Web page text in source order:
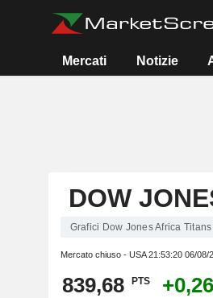
Mercati Notizie
DOW
Grafici Dow Jones Africa
Mercato chiuso - USA21:53:20 06/08/
839,68 PTS